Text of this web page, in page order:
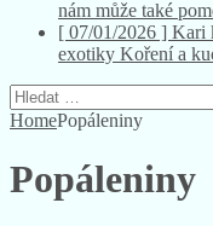
nám může také
[ 07/01/2026 ] Kari
exotiky Koření a
Vyhledávání
HomePopáleniny
Popáleniny